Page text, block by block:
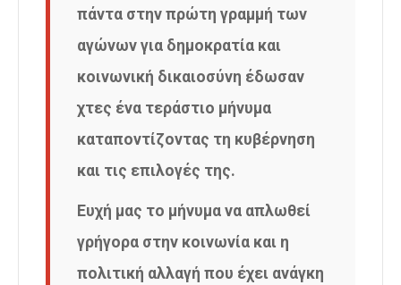
πάντα στην πρώτη γραμμή των
αγώνων για δημοκρατία και
κοινωνική δικαιοσύνη έδωσαν
χτες ένα τεράστιο μήνυμα
καταποντίζοντας τη κυβέρνηση
και τις επιλογές της.
Ευχή μας το μήνυμα να απλωθεί
γρήγορα στην κοινωνία και η
πολιτική αλλαγή που έχει ανάγκη